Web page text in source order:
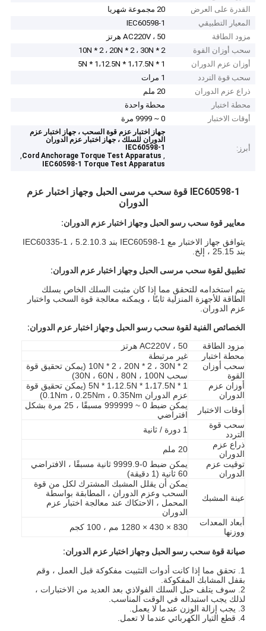
القدرة على العرض
20 مجموعة شهريا
المعيار التطبيقي
IEC60598-1
مزود الطاقة
AC220V ، 50 هرتز
سحب أوزان القوة
10N * 2 ، 20N * 2 ، 30N * 2
أوزان عزم الدوران
5N * 1،12.5N * 1،17.5N * 1
سحب قوة التردد
1 مرات
ذراع عزم الدوران
20 ملم
محطة اختبار
محطة واحدة
أوقات الاختبار
0 ~ 9999 مرة
أبرز:
جهاز اختبار عزم قوة السحب ، جهاز اختبار عزم
الدوران للسلك ، جهاز اختبار عزم الدوران
IEC60598-1
,
Cord Anchorage Torque Test Apparatus
,
IEC60598-1 Torque Test Apparatus
IEC60598-1 قوة سحب مرسى الحبل وجهاز اختبار عزم
الدوران
معايير قوة سحب رسو الحبل وجهاز اختبار عزم الدوران:
يتوافق جهاز الاختبار مع IEC60598-1 بند 5.2.10.3 ، IEC60335-1
بند 25.15 ، إلخ.
تطبيق لقوة سحب مرسى الحبل وجهاز اختبار عزم الدوران:
يتم استخدامه للتحقق مما إذا كان مثبت السلك الخاص بسلك
الطاقة للأجهزة المنزلية ثابتًا ، ويمكنه معالجة قوة السحب واختبار
عزم الدوران.
الخصائص الفنية لقوة سحب رسو الحبل وجهاز اختبار عزم الدوران:
مزود الطاقة
AC220V ، 50 هرتز
محطة اختبار
غير مرتبطة
سحب أوزان
القوة
10N * 2 ، 20N * 2 ، 30N * 2 (يمكن تحقيق قوة
سحب 30N ، 60N ، 80N ، 100N)
أوزان عزم
الدوران
5N * 1،12.5N * 1،17.5N * 1 (يمكن تحقيق قوة
عزم الدوران 0.1Nm ، 0.25Nm ، 0.35Nm)
أوقات الاختبار
يمكن ضبط 0 ~ 999999 مسبقًا ، 25 مرة بشكل
افتراضي
سحب قوة
التردد
1 دورة / ثانية
ذراع عزم
الدوران
20 ملم
توقيت عزم
الدوران
يمكن ضبط 0-9999.9 ثانية مسبقًا ، الافتراضي
60 ثانية (1 دقيقة)
عينة المشبك
يمكن أن يقلل المشبك المشترك لكل من قوة
السحب وعزم الدوران ، المطابقة بواسطة
المحمل ، الاحتكاك عند معالجة اختبار عزم
الدوران
أبعاد المعدات
ووزنها
830 × 430 × 1280 مم ، 100 كجم
صيانة قوة سحب رسو الحبل وجهاز اختبار عزم الدوران:
1. تحقق مما إذا كانت أدوات التثبيت مفكوكة قبل العمل ، وقم
بقفل المشابك المفكوكة.
2. سوف يتلف حبل السلك الفولاذي بعد العديد من الاختبارات ،
لذلك يجب استبداله في الوقت المناسب.
3. يجب إزالة الوزن عندما لا يعمل.
4. قطع التيار الكهربائي عندما لا تعمل.